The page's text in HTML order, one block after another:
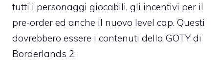
tutti i personaggi giocabili, gli incentivi per il
pre-order ed anche il nuovo level cap. Questi
dovrebbero essere i contenuti della GOTY di
Borderlands 2: